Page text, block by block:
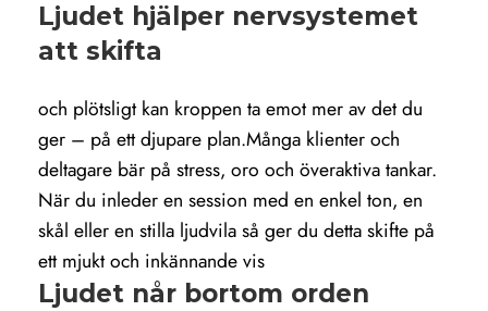
Ljudet hjälper nervsystemet
att skifta
och plötsligt kan kroppen ta emot mer av det du
ger – på ett djupare plan.Många klienter och
deltagare bär på stress, oro och överaktiva tankar.
När du inleder en session med en enkel ton, en
skål eller en stilla ljudvila så ger du detta skifte på
ett mjukt och inkännande vis
Ljudet når bortom orden